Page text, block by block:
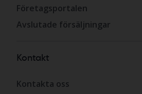
Företagsportalen
Avslutade försäljningar
Kontakt
Kontakta oss